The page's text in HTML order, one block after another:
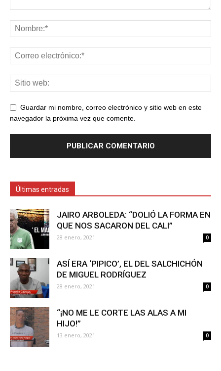
Guardar mi nombre, correo electrónico y sitio web en este
navegador la próxima vez que comente.
Últimas entradas
JAIRO ARBOLEDA: “DOLIÓ LA FORMA EN
QUE NOS SACARON DEL CALI”
28 enero, 2021 0
ASÍ ERA ‘PIPICO’, EL DEL SALCHICHÓN
DE MIGUEL RODRÍGUEZ
28 enero, 2021 0
“¡NO ME LE CORTE LAS ALAS A MI
HIJO!”
13 enero, 2021 0